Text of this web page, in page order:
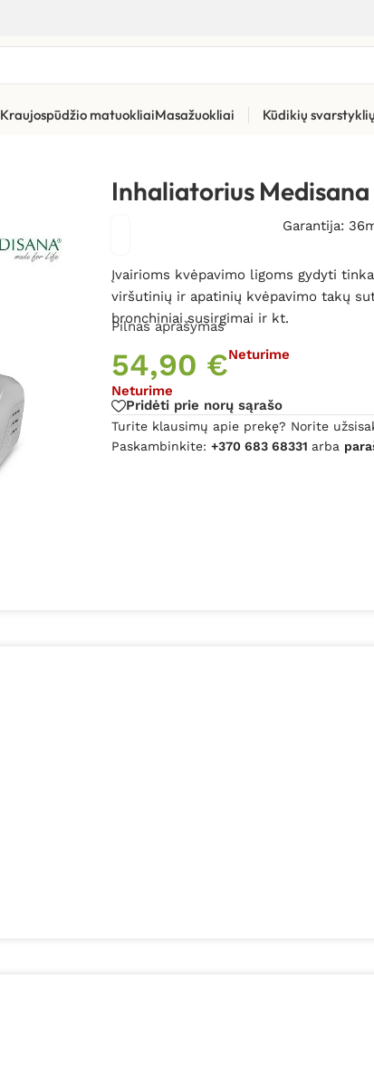
Kraujospūdžio matuokliaiMasažuokliai Kūdikių
Inhaliatorius Medisana IN 550 PRO
Inhaliatorius Medisana
Garantija:
Įvairioms kvėpavimo ligoms gydyti
viršutinių ir apatinių kvėpavimo takų
bronchiniai susirgimai ir kt.
Pilnas aprašymas
54,90 €Neturime
Neturime
Pridėti prie norų sąrašo
Turite klausimų apie prekę? Norite
Paskambinkite:+370 683 68331 arba